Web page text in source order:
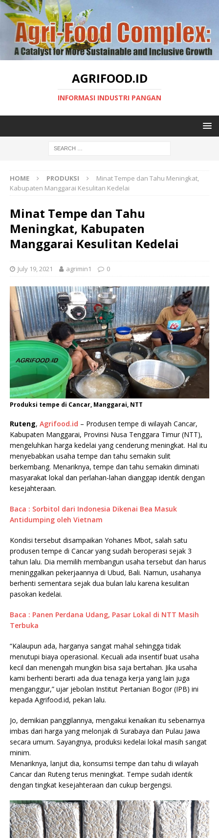
AGRIFOOD.ID
INFORMASI INDUSTRI PANGAN
HOME PRODUKSI
Minat Tempe dan Tahu Meningkat,
Kabupaten Manggarai Kesulitan Kedelai
Minat Tempe dan Tahu
Meningkat, Kabupaten
Manggarai Kesulitan Kedelai
July 19, 2021 agrimin1 0
Produksi tempe di Cancar, Manggarai, NTT
Ruteng, Agrifood.id – Produsen tempe di wilayah Cancar,
Kabupaten Manggarai, Provinsi Nusa Tenggara Timur (NTT),
mengeluhkan harga kedelai yang cenderung meningkat. Hal itu
menyebabkan usaha tempe dan tahu semakin sulit
berkembang. Menariknya, tempe dan tahu semakin diminati
masyarakat lokal dan perlahan-lahan dianggap identik dengan
kesejahteraan.
Baca : Sorbitol dari Indonesia Dikenai Bea Masuk
Antidumping oleh Vietnam
Kondisi tersebut disampaikan Yohanes Mbot, salah satu
produsen tempe di Cancar yang sudah beroperasi sejak 3
tahun lalu. Dia memilih membangun usaha tersebut dan harus
meninggalkan pekerjaannya di Ubud, Bali. Namun, usahanya
berhenti sementara sejak dua bulan lalu karena kesulitan
pasokan kedelai.
Baca : Panen Perdana Udang, Pasar Lokal di NTT Masih
Terbuka
“Kalaupun ada, harganya sangat mahal sehingga tidak
menutupi biaya operasional. Kecuali ada insentif buat usaha
kecil dan menengah mungkin bisa saja bertahan. Jika usaha
kami berhenti berarti ada dua tenaga kerja yang lain juga
menganggur,” ujar jebolan Institut Pertanian Bogor (IPB) ini
kepada Agrifood.id, pekan lalu.
Jo, demikian panggilannya, mengakui kenaikan itu sebenarnya
imbas dari harga yang melonjak di Surabaya dan Pulau Jawa
secara umum. Sayangnya, produksi kedelai lokal masih sangat
minim.
Menariknya, lanjut dia, konsumsi tempe dan tahu di wilayah
Cancar dan Ruteng terus meningkat. Tempe sudah identik
dengan tingkat kesejahteraan dan cukup bergengsi.